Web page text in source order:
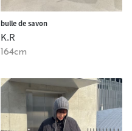
bulle de savon
K.R
164cm